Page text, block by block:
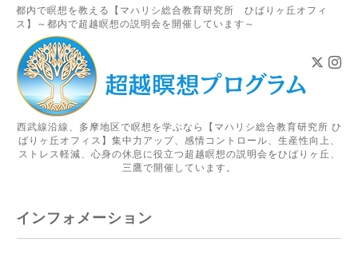
都内で瞑想を教える【マハリシ総合教育研究所 ひばりヶ丘オフィ
ス】～都内で超越瞑想の説明会を開催しています～
西武線沿線、多摩地区で瞑想を学ぶなら【マハリシ総合教育研究所 ひ
ばりヶ丘オフィス】集中力アップ、感情コントロール、生産性向上、
ストレス軽減、心身の休息に役立つ超越瞑想の説明会をひばりヶ丘、
三鷹で開催しています。
インフォメーション